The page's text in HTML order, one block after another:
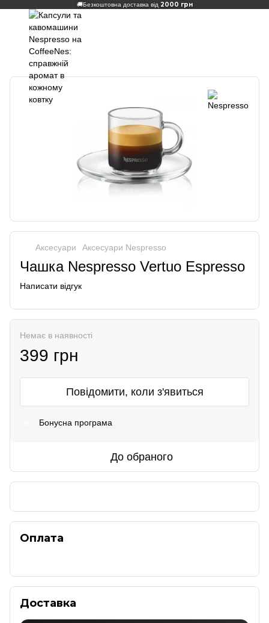
🚚Безкоштовна доставка від 2000 грн
Аксесуари Аксесуари Nespresso
Чашка Nespresso Vertuo Espresso
Написати відгук
Немає в наявності
399 грн
Повідомити, коли з'явиться
Бонусна програма
До обраного
Оплата
Доставка